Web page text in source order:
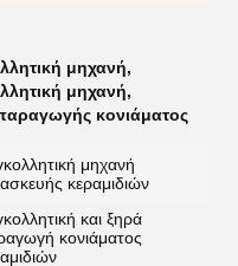
μηχανή,
μηχανή,
κονιάματος
μηχανή
κεραμιδιών
και ξηρά
κονιάματος